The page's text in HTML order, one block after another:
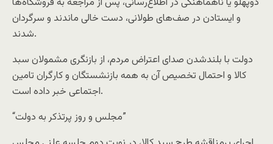
و ایستادن در صف‌های طولانی، دست خالی ماندند و سرگردان
شدند.
دولت با بلندشدن صدای اعتراض مردم، از بازنگری مشمولان سبد
کالا و احتمال تخصیص آن به همه بازنشستگان و کارگران تامین
اجتماعی خبر داده است.
“مجلس و روز پرتذکر به دولت”